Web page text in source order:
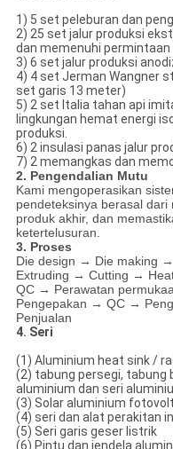
1) 5 set peleburan dan
2) 25 set jalur produksi
dan memenuhi permintaan
3) 6 set jalur produksi
4) 4 set Jerman Wangner
set garis 13 meter)
5) 2 set Italia tahan api
lingkungan hemat energi
produksi.
6) 2 insulasi panas jalur
7) 2 memangkas dan
2. Pengendalian Mutu
Kami mengoperasikan
pendeteksinya berasal
produk akhir, dan
ketertelusuran.
3. Proses
Die design → Die making
Extruding → Cutting →
QC → Perawatan
Pengepakan → QC →
Penjualan
4. Seri
(1) Aluminium heat sink /
(2) tabung persegi, tabung
aluminium dan seri
(3) Solar aluminium
(4) seri dan alat perakitan
(5) Seri garis geser listrik
(6) Pintu dan jendela